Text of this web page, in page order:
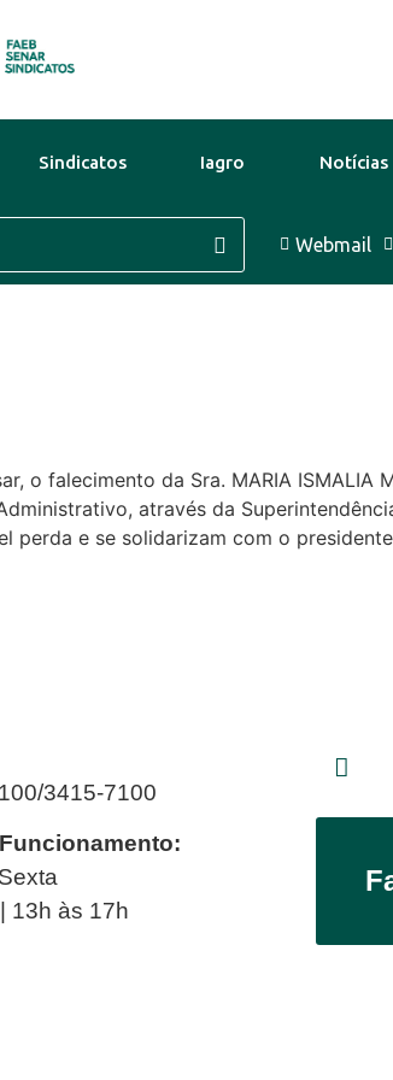
Sindicatos Iagro Notícias
11 Ago
Webmail
o falecimento da Sra. MARIA ISMALIA
através da
perda e se solidarizam com o
3415-7100
13h às 17h